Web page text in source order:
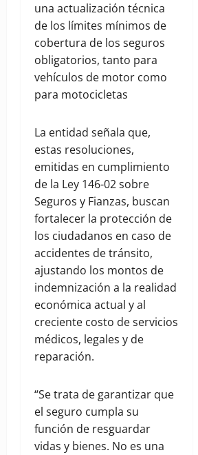
una actualización técnica
de los límites mínimos de
cobertura de los seguros
obligatorios, tanto para
vehículos de motor como
para motocicletas
La entidad señala que,
estas resoluciones,
emitidas en cumplimiento
de la Ley 146-02 sobre
Seguros y Fianzas, buscan
fortalecer la protección de
los ciudadanos en caso de
accidentes de tránsito,
ajustando los montos de
indemnización a la realidad
económica actual y al
creciente costo de servicios
médicos, legales y de
reparación.
“Se trata de garantizar que
el seguro cumpla su
función de resguardar
vidas y bienes. No es una